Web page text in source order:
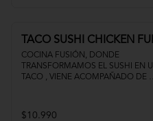
TACO SUSHI CHICKEN
COCINA FUSIÓN, DONDE
TRANSFORMAMOS EL SUSHI EN
TACO , VIENE ACOMPAÑADO DE
$10.990